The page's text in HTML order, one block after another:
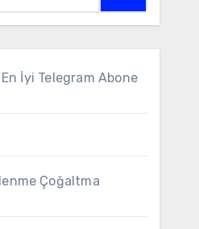
İyi Telegram Abone
Çoğaltma